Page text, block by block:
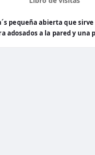
pequeña abierta que
adosados a la pared y una